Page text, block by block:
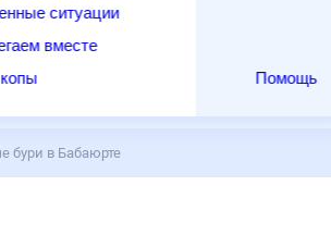
ситуации
вместе
Помощь
бури в Бабаюрте